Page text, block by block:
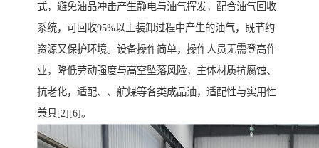
式，避免油品冲击产生静电与油气挥发，配合油气回收
系统，可回收95%以上装卸过程中产生的油气，既节约
资源又保护环境。设备操作简单，操作人员无需登高作
业，降低劳动强度与高空坠落风险，主体材质抗腐蚀、
抗老化，适配、、航煤等各类成品油，适配性与实用性
兼具[2][6]。